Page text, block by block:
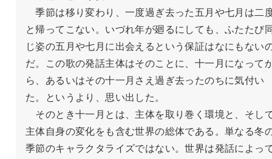
季節は移り変わり、一度過ぎ去った五月や七月は二
と帰ってこない。いづれ年が廻るにしても、ふたたび
じ姿の五月や七月に出会えるという保証はなにもない
だ。この歌の発話主体はそのことに、十一月になって
ら、あるいはその十一月さえ過ぎ去ったのちに気付い
た。というより、思い出した。
そのとき十一月とは、主体を取り巻く環境と、そし
主体自身の変化をも含む世界の総体である。単なる冬
季節のキャラクタライズではない。世界は発話によっ